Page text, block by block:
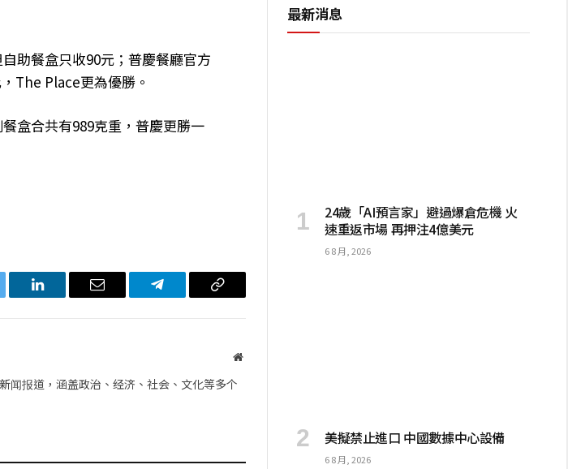
助餐盒只收90元；普慶餐廳官方
The Place更為優勝。
盒合共有989克重，普慶更勝一
LinkedIn 电
Telegram 复
网
闻报道，涵盖政治、经济、社会、文化等多个
最新消息
24歲「AI預言家」避過爆倉危機 火
速重返市場 再押注4億美元
6 8 月, 2026
美擬禁止進口 中國數據中心設備
6 8 月, 2026